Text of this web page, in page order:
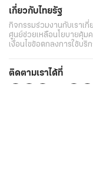
เกี่ยวกับไทยรัฐ
กิจกรรมร่วมงานกับเราเกี่
ศูนย์ช่วยเหลือนโยบายคุ้ม
เงื่อนไขข้อตกลงการใช้บริ
ติดตามเราได้ที่